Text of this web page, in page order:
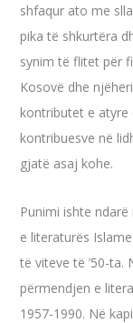
shfaqur ato me
pika të shkurtëra
synim të flitet për
Kosovë dhe
kontributet e atyre
kontribuesve në
gjatë asaj kohe.
Punimi ishte
e literaturës
të viteve të ’50-ta.
përmendjen e
1957-1990. Në